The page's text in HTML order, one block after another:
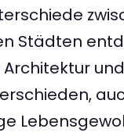
Städten
Architektur